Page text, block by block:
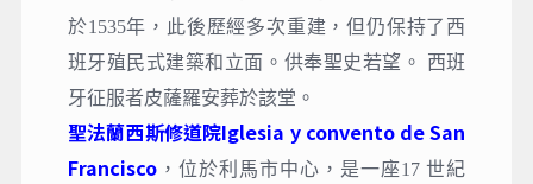
於1535年，此後歷經多次重建，但仍保持了西
班牙殖民式建築和立面。供奉聖史若望。 西班
牙征服者皮薩羅安葬於該堂。
聖法蘭西斯修道院Iglesia y convento de San
Francisco， 位於利馬市中心，是一座17 世紀